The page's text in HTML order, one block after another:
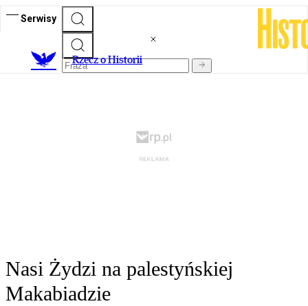
Serwisy
Rzecz o Historii
Nasi Żydzi na palestyńskiej
Makabiadzie